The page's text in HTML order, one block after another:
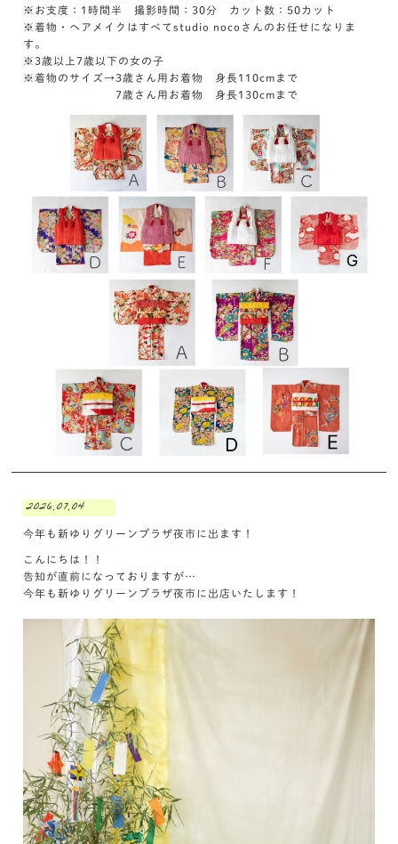
※お支度：1時間半 撮影時間：30分 カット数：50カット
※着物・ヘアメイクはすべてstudio nocoさんのお任せになりま
す。
※3歳以上7歳以下の女の子
※着物のサイズ→3歳さん用お着物 身長110cmまで
7歳さん用お着物 身長130cmまで
2026.07.04
今年も新ゆりグリーンプラザ夜市に出ます！
こんにちは！！
告知が直前になっておりますが…
今年も新ゆりグリーンプラザ夜市に出店いたします！